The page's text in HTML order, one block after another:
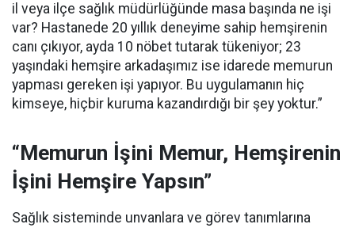
il veya ilçe sağlık müdürlüğünde masa başında ne işi
var? Hastanede 20 yıllık deneyime sahip hemşirenin
canı çıkıyor, ayda 10 nöbet tutarak tükeniyor; 23
yaşındaki hemşire arkadaşımız ise idarede memurun
yapması gereken işi yapıyor. Bu uygulamanın hiç
kimseye, hiçbir kuruma kazandırdığı bir şey yoktur.”
“Memurun İşini Memur, Hemşirenin
İşini Hemşire Yapsın”
Sağlık sisteminde unvanlara ve görev tanımlarına